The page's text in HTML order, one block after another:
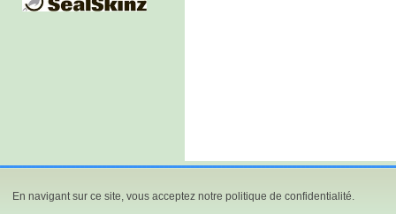
En navigant sur ce site, vous acceptez notre politique de confidentialité.